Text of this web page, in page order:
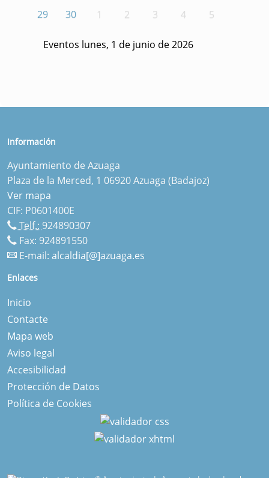
29
30 1 2 3 4 5
Eventos lunes, 1 de junio de 2026
Información
Ayuntamiento de Azuaga
Plaza de la Merced, 1 06920 Azuaga (Badajoz)
Ver mapa
CIF: P0601400E
Telf.: 924890307
Fax: 924891550
E-mail: alcaldia[@]azuaga.es
Enlaces
Inicio
Contacte
Mapa web
Aviso legal
Accesibilidad
Protección de Datos
Política de Cookies